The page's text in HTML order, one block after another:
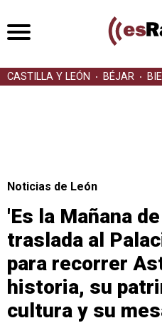
CASTILLA Y LEÓN BÉJAR
Noticias de León
'Es la Mañana
traslada al
para recorrer
historia, su
cultura y su